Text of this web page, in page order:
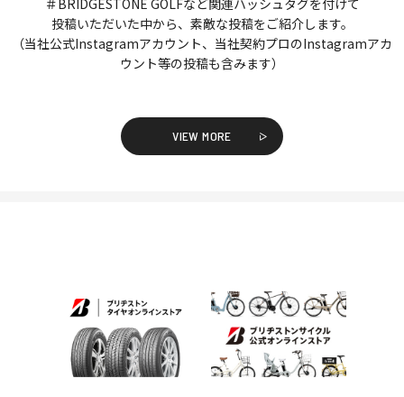
＃BRIDGESTONE GOLFなど関連ハッシュタグを付けて
投稿いただいた中から、素敵な投稿をご紹介します。
（当社公式Instagramアカウント、当社契約プロのInstagramアカ
ウント等の投稿も含みます）
VIEW MORE